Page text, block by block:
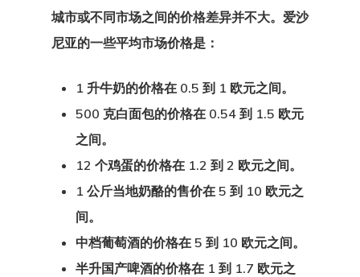
城市或不同市场之间的价格差异并不大。 爱沙
尼亚的一些平均市场价格是：
1 升牛奶的价格在 0.5 到 1 欧元之间。
500 克白面包的价格在 0.54 到 1.5 欧元
之间。
12 个鸡蛋的价格在 1.2 到 2 欧元之间。
1 公斤当地奶酪的售价在 5 到 10 欧元之
间。
中档葡萄酒的价格在 5 到 10 欧元之间。
半升国产啤酒的价格在 1 到 1.7 欧元之